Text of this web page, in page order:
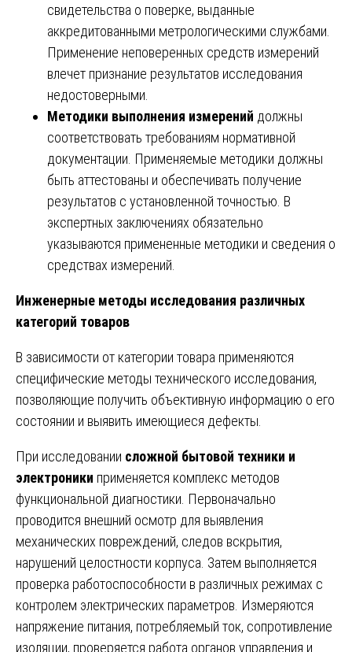
свидетельства о поверке, выданные
аккредитованными метрологическими службами.
Применение неповеренных средств измерений
влечет признание результатов исследования
недостоверными.
Методики выполнения измерений должны
соответствовать требованиям нормативной
документации. Применяемые методики должны
быть аттестованы и обеспечивать получение
результатов с установленной точностью. В
экспертных заключениях обязательно
указываются примененные методики и сведения о
средствах измерений.
Инженерные методы исследования различных
категорий товаров
В зависимости от категории товара применяются
специфические методы технического исследования,
позволяющие получить объективную информацию о его
состоянии и выявить имеющиеся дефекты.
При исследовании сложной бытовой техники и
электроники применяется комплекс методов
функциональной диагностики. Первоначально
проводится внешний осмотр для выявления
механических повреждений, следов вскрытия,
нарушений целостности корпуса. Затем выполняется
проверка работоспособности в различных режимах с
контролем электрических параметров. Измеряются
напряжение питания, потребляемый ток, сопротивление
изоляции, проверяется работа органов управления и